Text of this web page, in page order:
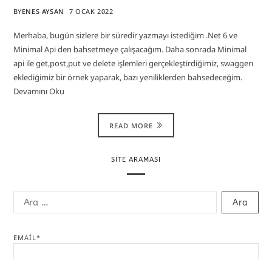
BYENES AYSAN 7 OCAK 2022
Merhaba, bugün sizlere bir süredir yazmayı istediğim .Net 6 ve
Minimal Api den bahsetmeye çalışacağım. Daha sonrada Minimal
api ile get,post,put ve delete işlemleri gerçekleştirdiğimiz, swaggerı
eklediğimiz bir örnek yaparak, bazı yeniliklerden bahsedeceğim.
Devamını Oku
READ MORE
SITE ARAMASI
EMAIL*